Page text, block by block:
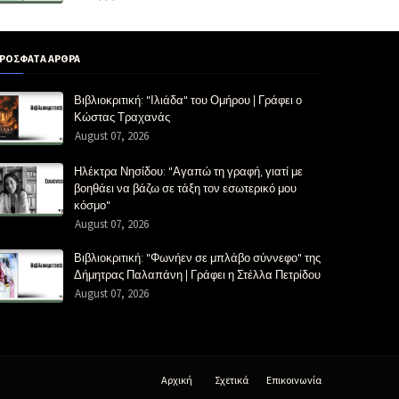
ΑΡΘΡΑ
Βιβλιοκριτική: "Ιλιάδα" του Ομήρου | Γράφει ο
Κώστας Τραχανάς
August 07, 2026
Ηλέκτρα Νησίδου: "Αγαπώ τη γραφή, γιατί με
βοηθάει να βάζω σε τάξη τον εσωτερικό μου
κόσμο"
August 07, 2026
Βιβλιοκριτική: "Φωνήεν σε μπλάβο σύννεφο" της
Δήμητρας Παλαπάνη | Γράφει η Στέλλα Πετρίδου
August 07, 2026
Αρχική Σχετικά Επικοινωνία